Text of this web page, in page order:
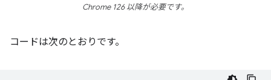
Chrome 126 以降が必要です。
コードは次のとおりです。